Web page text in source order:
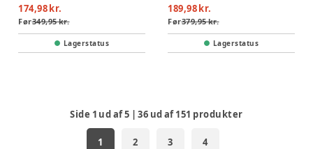
174,98 kr.
Før349,95 kr.
Lagerstatus
189,98 kr.
Før379,95 kr.
Lagerstatus
Side 1 ud af5 |36 ud af151 produkter
1 2 3 4